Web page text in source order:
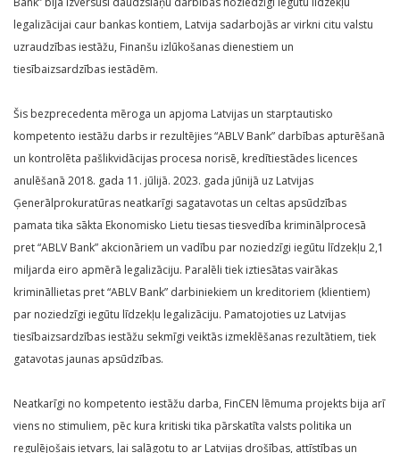
legalizācijai caur bankas kontiem, Latvija sadarbojās ar virkni citu valstu
uzraudzības iestāžu, Finanšu izlūkošanas dienestiem un
tiesībaizsardzības iestādēm.
Šis bezprecedenta mēroga un apjoma Latvijas un starptautisko
kompetento iestāžu darbs ir rezultējies “ABLV Bank” darbības apturēšanā
un kontrolēta pašlikvidācijas procesa norisē, kredītiestādes licences
anulēšanā 2018. gada 11. jūlijā. 2023. gada jūnijā uz Latvijas
Ģenerālprokuratūras neatkarīgi sagatavotas un celtas apsūdzības
pamata tika sākta Ekonomisko Lietu tiesas tiesvedība kriminālprocesā
pret “ABLV Bank” akcionāriem un vadību par noziedzīgi iegūtu līdzekļu 2,1
miljarda eiro apmērā legalizāciju. Paralēli tiek iztiesātas vairākas
krimināllietas pret “ABLV Bank” darbiniekiem un kreditoriem (klientiem)
par noziedzīgi iegūtu līdzekļu legalizāciju. Pamatojoties uz Latvijas
tiesībaizsardzības iestāžu sekmīgi veiktās izmeklēšanas rezultātiem, tiek
gatavotas jaunas apsūdzības.
Neatkarīgi no kompetento iestāžu darba, FinCEN lēmuma projekts bija arī
viens no stimuliem, pēc kura kritiski tika pārskatīta valsts politika un
regulējošais ietvars, lai salāgotu to ar Latvijas drošības, attīstības un